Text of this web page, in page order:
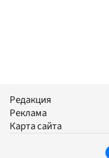
Редакция
Реклама
Карта сайта